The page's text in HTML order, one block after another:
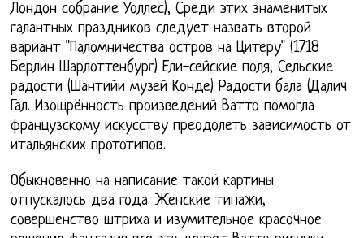
Лондон собрание Уоллес), Среди этих знаменитых
галантных праздников следует назвать второй
вариант "Паломничества остров на Цитеру" (1718
Берлин Шарлоттенбург) Ели-сейские поля, Сельские
радости (Шантийи музей Конде) Радости бала (Далич
Гал. Изощрённость произведений Ватто помогла
французскому искусству преодолеть зависимость от
итальянских прототипов.
Обыкновенно на написание такой картины
отпускалось два года. Женские типажи,
совершенство штриха и изумительное красочное